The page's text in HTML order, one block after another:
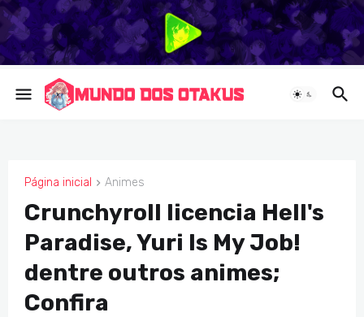
Página inicial Animes
ANIMES
Crunchyroll licencia Hell's
Paradise, Yuri Is My Job!
dentre outros animes;
Confira